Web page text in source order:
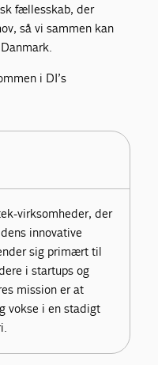
fællesskab, der
så vi sammen kan
i DI’s
virksomheder, der
innovative
sig primært til
i startups og
mission er at
vokse i en stadigt